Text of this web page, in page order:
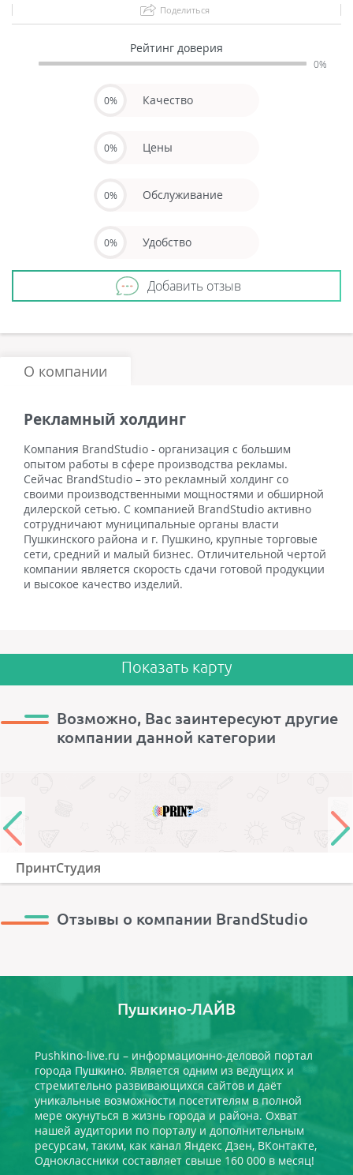
Поделиться
Рейтинг доверия
0%
0% Качество
0% Цены
0% Обслуживание
0% Удобство
Добавить отзыв
О компании
Рекламный холдинг
Компания BrandStudio - организация с большим
опытом работы в сфере производства рекламы.
Сейчас BrandStudio – это рекламный холдинг со
своими производственными мощностями и обширной
дилерской сетью. С компанией BrandStudio активно
сотрудничают муниципальные органы власти
Пушкинского района и г. Пушкино, крупные торговые
сети, средний и малый бизнес. Отличительной чертой
компании является скорость сдачи готовой продукции
и высокое качество изделий.
Показать карту
Возможно, Вас заинтересуют другие
компании данной категории
ПринтСтудия
Отзывы о компании BrandStudio
Пушкино-ЛАЙВ
Pushkino-live.ru – информационно-деловой портал
города Пушкино. Является одним из ведущих и
стремительно развивающихся сайтов и даёт
уникальные возможности посетителям в полной
мере окунуться в жизнь города и района. Охват
нашей аудитории по порталу и дополнительным
ресурсам, таким, как канал Яндекс Дзен, ВКонтакте,
Одноклассники составляет свыше 160 000 в месяц!